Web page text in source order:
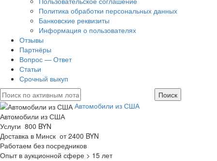
Политика обработки персональных данных
Банковские реквизиты
Информация о пользователях
Отзывы
Партнёры
Вопрос — Ответ
Статьи
Срочный выкуп
Автомобили из США
Автомобили из США
Услуги 800 BYN
Доставка в Минск от 2400 BYN
Работаем без посредников
Опыт в аукционной сфере > 15 лет